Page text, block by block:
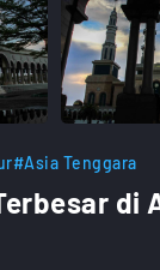
#Asia Tenggara
di